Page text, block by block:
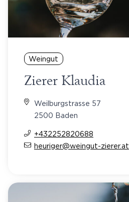
Weingut
Zierer Klaudia
Weilburgstrasse 57
2500 Baden
+432252820688
heuriger@weingut-zierer.at